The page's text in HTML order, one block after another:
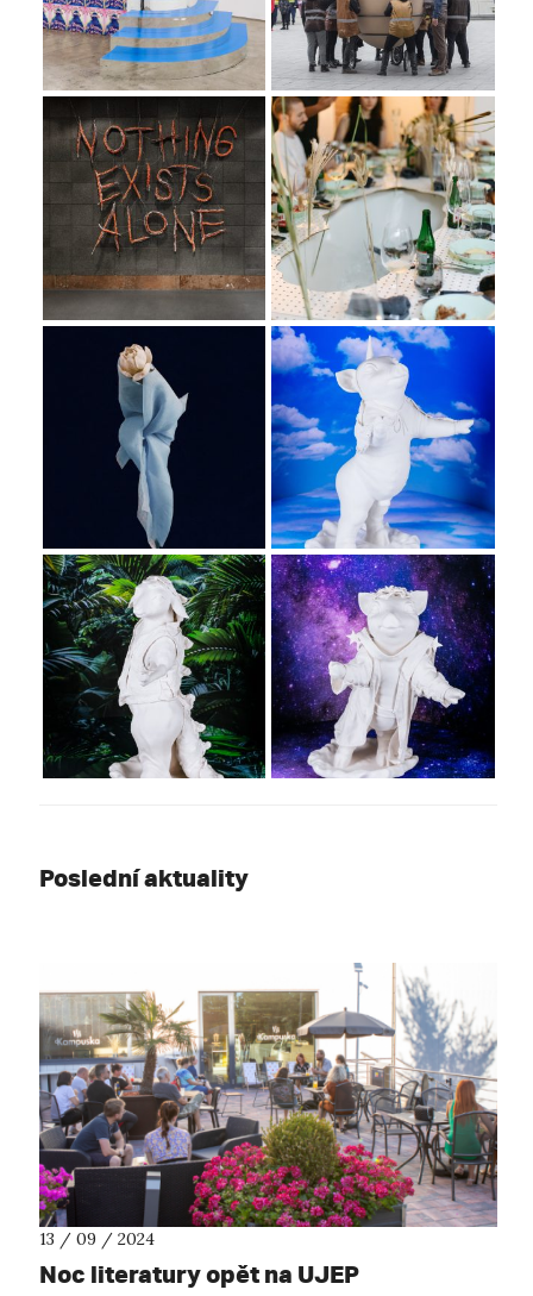
Poslední aktuality
13 / 09 / 2024
Noc literatury opět na UJEP